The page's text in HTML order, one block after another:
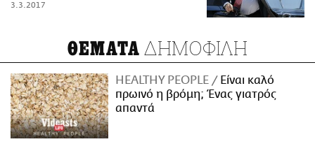
3.3.2017
ΘΕΜΑΤΑ ΔΗΜΟΦΙΛΗ
HEALTHY PEOPLE
Είναι καλό
πρωινό η βρόμη; Ένας γιατρός
απαντά